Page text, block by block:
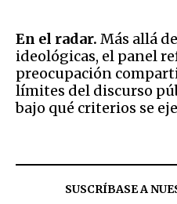
En el radar. Más allá
ideológicas, el panel
preocupación
límites del discurso
bajo qué criterios se
SUSCRÍBASE A